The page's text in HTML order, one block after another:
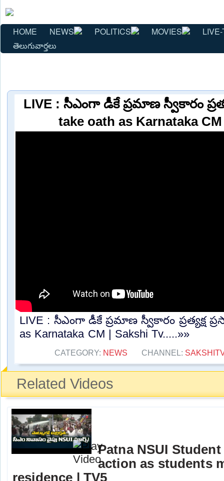
HOME NEWS POLITICS MOVIES
తెలుగువార్తలు
LIVE : సీఎంగా డీకే ప్రమాణ స్వీకారం
take oath as Karnataka
LIVE : సీఎంగా డీకే ప్రమాణ స్వీకారం ప్రత్యక్ష
as Karnataka CM | Sakshi Tv.....»»
CATEGORY: NEWS CHANNEL:
Related Videos
Patna NSUI
action as students
residence | TV5